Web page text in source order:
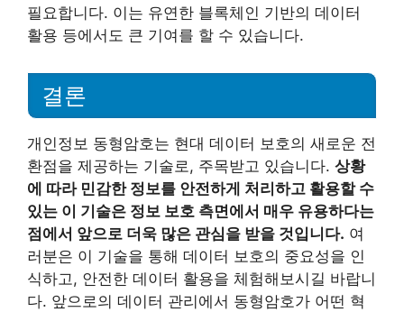
필요합니다. 이는 유연한 블록체인 기반의 데이터
활용 등에서도 큰 기여를 할 수 있습니다.
결론
개인정보 동형암호는 현대 데이터 보호의 새로운 전
환점을 제공하는 기술로, 주목받고 있습니다. 상황
에 따라 민감한 정보를 안전하게 처리하고 활용할 수
있는 이 기술은 정보 보호 측면에서 매우 유용하다는
점에서 앞으로 더욱 많은 관심을 받을 것입니다. 여
러분은 이 기술을 통해 데이터 보호의 중요성을 인
식하고, 안전한 데이터 활용을 체험해보시길 바랍니
다. 앞으로의 데이터 관리에서 동형암호가 어떤 혁